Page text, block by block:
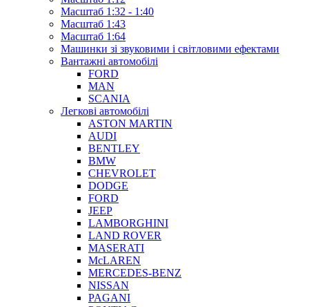
Масштаб 1:32 - 1:40
Масштаб 1:43
Масштаб 1:64
Машинки зі звуковими і світловими ефектами
Вантажні автомобілі
FORD
MAN
SCANIA
Легкові автомобілі
ASTON MARTIN
AUDI
BENTLEY
BMW
CHEVROLET
DODGE
FORD
JEEP
LAMBORGHINI
LAND ROVER
MASERATI
McLAREN
MERCEDES-BENZ
NISSAN
PAGANI